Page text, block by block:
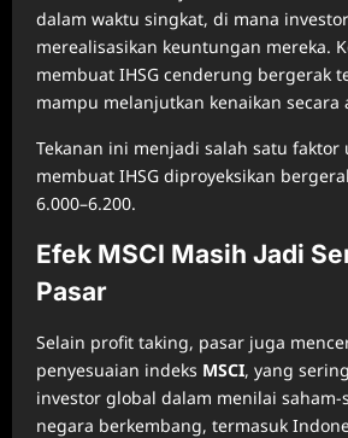
dalam waktu singkat, di mana
merealisasikan keuntungan mereka.
membuat IHSG cenderung bergerak
mampu melanjutkan kenaikan secara
Tekanan ini menjadi salah satu faktor
membuat IHSG diproyeksikan
6.000–6.200.
Efek MSCI Masih Jadi
Pasar
Selain profit taking, pasar juga
penyesuaian indeks MSCI, yang
investor global dalam menilai saham-
negara berkembang, termasuk